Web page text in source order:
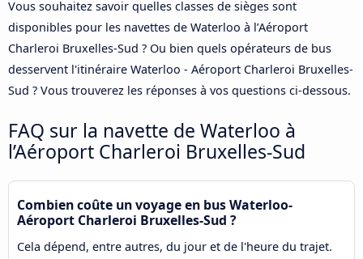
Vous souhaitez savoir quelles classes de sièges sont
disponibles pour les navettes de Waterloo à l’Aéroport
Charleroi Bruxelles-Sud ? Ou bien quels opérateurs de bus
desservent l'itinéraire Waterloo - Aéroport Charleroi Bruxelles-
Sud ? Vous trouverez les réponses à vos questions ci-dessous.
FAQ sur la navette de Waterloo à
l’Aéroport Charleroi Bruxelles-Sud
Combien coûte un voyage en bus Waterloo-
Aéroport Charleroi Bruxelles-Sud ?
Cela dépend, entre autres, du jour et de l'heure du trajet.